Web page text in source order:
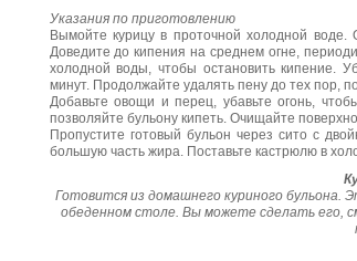
Указания по приготовлению
Вымойте курицу в проточной холодной
Доведите до кипения на среднем огне,
холодной воды, чтобы остановить кипение.
минут. Продолжайте удалять пену до тех пор,
Добавьте овощи и перец, убавьте огонь,
позволяйте бульону кипеть. Очищайте
Пропустите готовый бульон через сито с
большую часть жира. Поставьте кастрюлю в
Готовится из домашнего куриного бульона.
обеденном столе. Вы можете сделать его,